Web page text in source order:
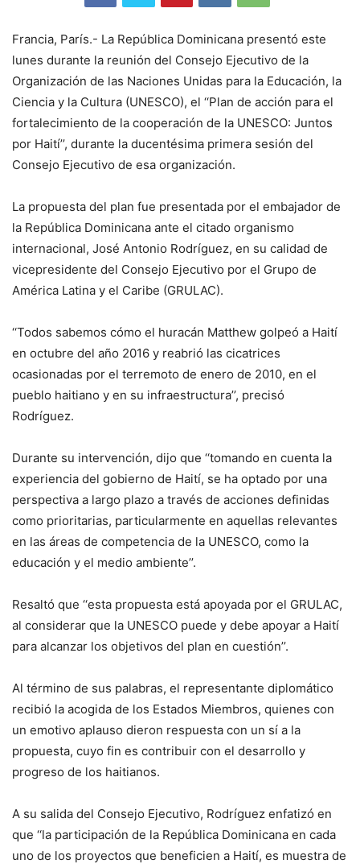
Francia, París.- La República Dominicana presentó este
lunes durante la reunión del Consejo Ejecutivo de la
Organización de las Naciones Unidas para la Educación, la
Ciencia y la Cultura (UNESCO), el ‘‘Plan de acción para el
fortalecimiento de la cooperación de la UNESCO: Juntos
por Haití’’, durante la ducentésima primera sesión del
Consejo Ejecutivo de esa organización.
La propuesta del plan fue presentada por el embajador de
la República Dominicana ante el citado organismo
internacional, José Antonio Rodríguez, en su calidad de
vicepresidente del Consejo Ejecutivo por el Grupo de
América Latina y el Caribe (GRULAC).
‘‘Todos sabemos cómo el huracán Matthew golpeó a Haití
en octubre del año 2016 y reabrió las cicatrices
ocasionadas por el terremoto de enero de 2010, en el
pueblo haitiano y en su infraestructura’’, precisó
Rodríguez.
Durante su intervención, dijo que ‘‘tomando en cuenta la
experiencia del gobierno de Haití, se ha optado por una
perspectiva a largo plazo a través de acciones definidas
como prioritarias, particularmente en aquellas relevantes
en las áreas de competencia de la UNESCO, como la
educación y el medio ambiente’’.
Resaltó que ‘‘esta propuesta está apoyada por el GRULAC,
al considerar que la UNESCO puede y debe apoyar a Haití
para alcanzar los objetivos del plan en cuestión’’.
Al término de sus palabras, el representante diplomático
recibió la acogida de los Estados Miembros, quienes con
un emotivo aplauso dieron respuesta con un sí a la
propuesta, cuyo fin es contribuir con el desarrollo y
progreso de los haitianos.
A su salida del Consejo Ejecutivo, Rodríguez enfatizó en
que ‘‘la participación de la República Dominicana en cada
uno de los proyectos que beneficien a Haití, es muestra de